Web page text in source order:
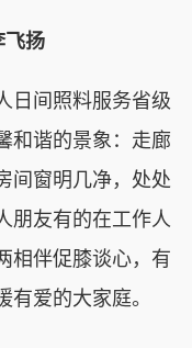
飞扬
间照料服务省级
和谐的景象：走廊
间窗明几净，处处
朋友有的在工作人
相伴促膝谈心，有
爱的大家庭。